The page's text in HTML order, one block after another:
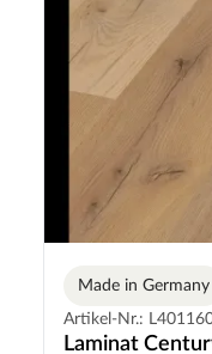
Made in Germany
Artikel-Nr.:
Laminat